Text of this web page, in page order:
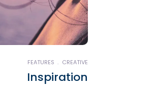
CREATIVE
FEATURES
Inspiration